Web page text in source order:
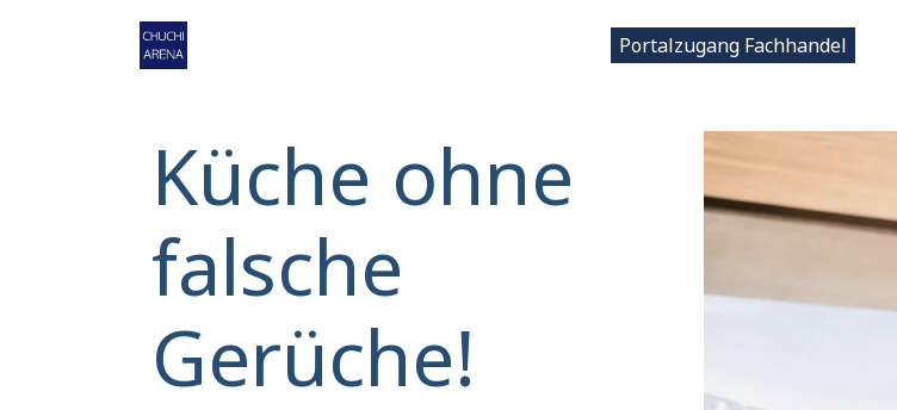
Zum Inhalt springen
Portalzugang Fachhandel
Küche ohne
falsche
Gerüche!